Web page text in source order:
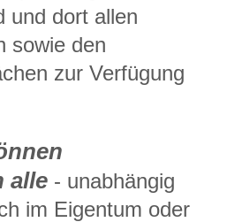
und dort allen
sowie den
zur Verfügung
alle - unabhängig
im Eigentum oder